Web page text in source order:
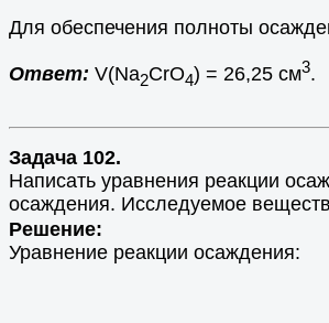
Для обеспечения полноты
Ответ: V(Na2CrO4) = 26,25 см3.
Задача 102.
Написать уравнения реакции
осаждения. Исследуемое
Решение:
Уравнение реакции осаждения: